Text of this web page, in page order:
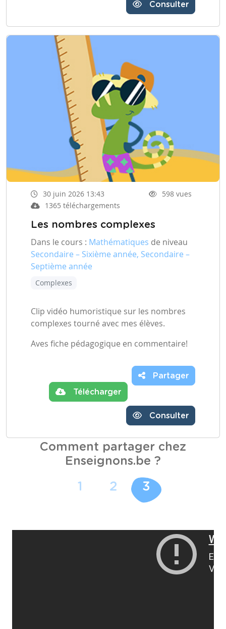
Consulter
30 juin 2026 13:43
598 vues
1365 téléchargements
Les nombres complexes
Dans le cours : Mathématiques de niveau
Secondaire – Sixième année, Secondaire –
Septième année
Complexes
Clip vidéo humoristique sur les nombres
complexes tourné avec mes élèves.
Aves fiche pédagogique en commentaire!
Télécharger
Partager
Consulter
Comment partager chez
Enseignons.be ?
1 2 3